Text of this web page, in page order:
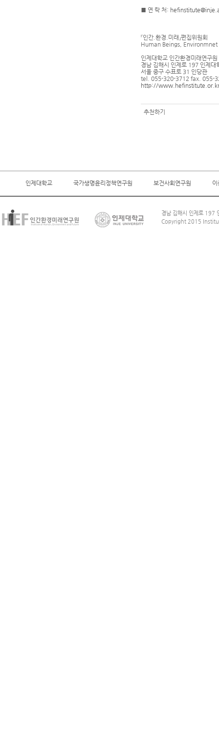
■ 연 락 처:
『인간.환경.미래』편집위원회
Human Beings,
인제대학교 인간환경미래연구원
경남 김해시 인제로 197 인제대
서울 중구 수표로 31 인당관
tel. 055-320-3712 fax. 055-
http://www.hefinstitute.or.kr
추천하기
인제대학교 국가생명윤리정책연구원 보건사회연구원 이
경남 김해시 인제로
Copyright 2015